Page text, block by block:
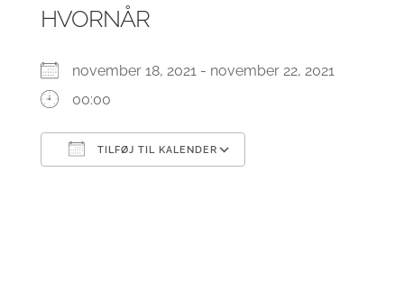
HVORNÅR
november 18, 2021 - november 22, 2021
00:00
TILFØJ TIL KALENDER